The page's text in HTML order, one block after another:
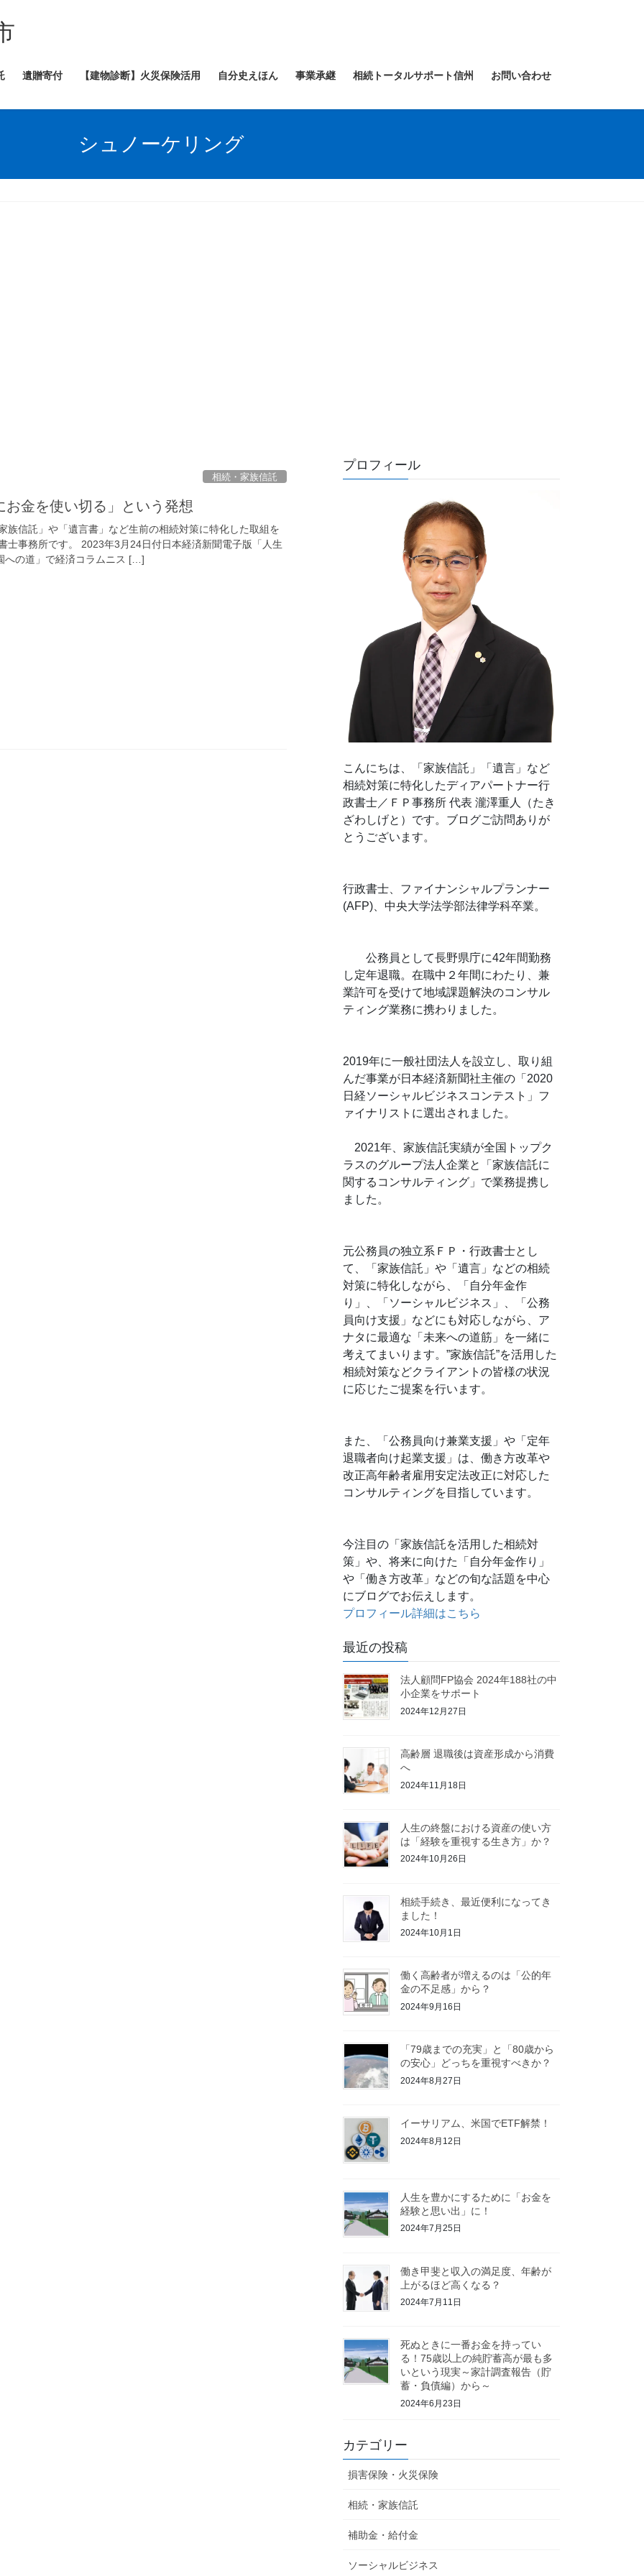
遺贈寄付 【建物診断】火災保険活用 自分史えほん 事業承継 相続トータルサポート信州 お問い合わせ
シュノーケリング
相続・家族信託
お金を使い切る」という発想
族信託」や「遺言書」など生前の相続対策に特化した取組を
士事務所です。 2023年3月24日付日本経済新聞電子版「人生
への道」で経済コラムニス […]
プロフィール
こんにちは、「家族信託」「遺言」など
相続対策に特化したディアパートナー行
政書士／ＦＰ事務所 代表 瀧澤重人（たき
ざわしげと）です。ブログご訪問ありが
とうございます。
行政書士、ファイナンシャルプランナー
(AFP)、中央大学法学部法律学科卒業。
公務員として長野県庁に42年間勤務
し定年退職。在職中２年間にわたり、兼
業許可を受けて地域課題解決のコンサル
ティング業務に携わりました。
2019年に一般社団法人を設立し、取り組
んだ事業が日本経済新聞社主催の「2020
日経ソーシャルビジネスコンテスト」フ
ァイナリストに選出されました。
2021年、家族信託実績が全国トップク
ラスのグループ法人企業と「家族信託に
関するコンサルティング」で業務提携し
ました。
元公務員の独立系ＦＰ・行政書士とし
て、「家族信託」や「遺言」などの相続
対策に特化しながら、「自分年金作
り」、「ソーシャルビジネス」、「公務
員向け支援」などにも対応しながら、ア
ナタに最適な「未来への道筋」を一緒に
考えてまいります。”家族信託”を活用した
相続対策などクライアントの皆様の状況
に応じたご提案を行います。
また、「公務員向け兼業支援」や「定年
退職者向け起業支援」は、働き方改革や
改正高年齢者雇用安定法改正に対応した
コンサルティングを目指しています。
今注目の「家族信託を活用した相続対
策」や、将来に向けた「自分年金作り」
や「働き方改革」などの旬な話題を中心
にブログでお伝えします。
プロフィール詳細はこちら
最近の投稿
法人顧問FP協会 2024年188社の中
小企業をサポート
2024年12月27日
高齢層 退職後は資産形成から消費
へ
2024年11月18日
人生の終盤における資産の使い方
は「経験を重視する生き方」か？
2024年10月26日
相続手続き、最近便利になってき
ました！
2024年10月1日
働く高齢者が増えるのは「公的年
金の不足感」から？
2024年9月16日
「79歳までの充実」と「80歳から
の安心」どっちを重視すべきか？
2024年8月27日
イーサリアム、米国でETF解禁！
2024年8月12日
人生を豊かにするために「お金を
経験と思い出」に！
2024年7月25日
働き甲斐と収入の満足度、年齢が
上がるほど高くなる？
2024年7月11日
死ぬときに一番お金を持ってい
る！75歳以上の純貯蓄高が最も多
いという現実～家計調査報告（貯
蓄・負債編）から～
2024年6月23日
カテゴリー
損害保険・火災保険
相続・家族信託
補助金・給付金
ソーシャルビジネス